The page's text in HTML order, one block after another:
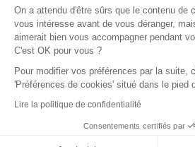
Du lundi au jeudi de 8h30 à 16h30 & le
vendredi de 8h30 à 15h30
On a attendu d'être sûrs que le contenu de
vous intéresse avant de vous déranger,
aimerait bien vous accompagner pendant
C'est OK pour vous ?
Pour modifier vos préférences par la suite,
'Préférences de cookies' situé dans le pied
Lire la politique de confidentialité
Consentements certifiés par